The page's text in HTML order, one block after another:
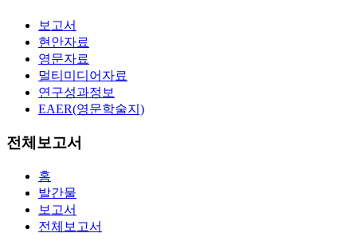
보고서
현안자료
영문자료
멀티미디어자료
연구성과정보
EAER(영문학술지)
전체보고서
홈
발간물
보고서
전체보고서